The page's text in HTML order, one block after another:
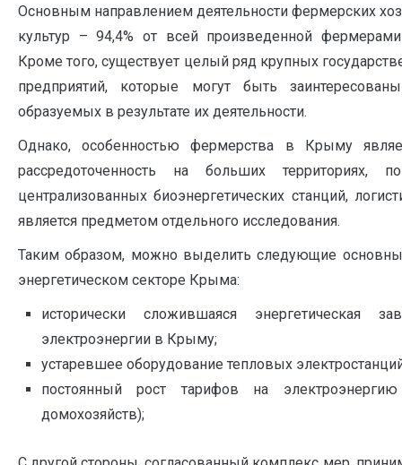
Основным направлением деятельности фермерских
культур – 94,4% от всей произведенной
Кроме того, существует целый ряд крупных
предприятий, которые могут быть
образуемых в результате их деятельности.
Однако, особенностью фермерства в Крыму
рассредоточенность на больших территориях,
централизованных биоэнергетических станций,
является предметом отдельного исследования.
Таким образом, можно выделить следующие
энергетическом секторе Крыма:
исторически сложившаяся энергетическая
электроэнергии в Крыму;
устаревшее оборудование тепловых
постоянный рост тарифов на
домохозяйств);